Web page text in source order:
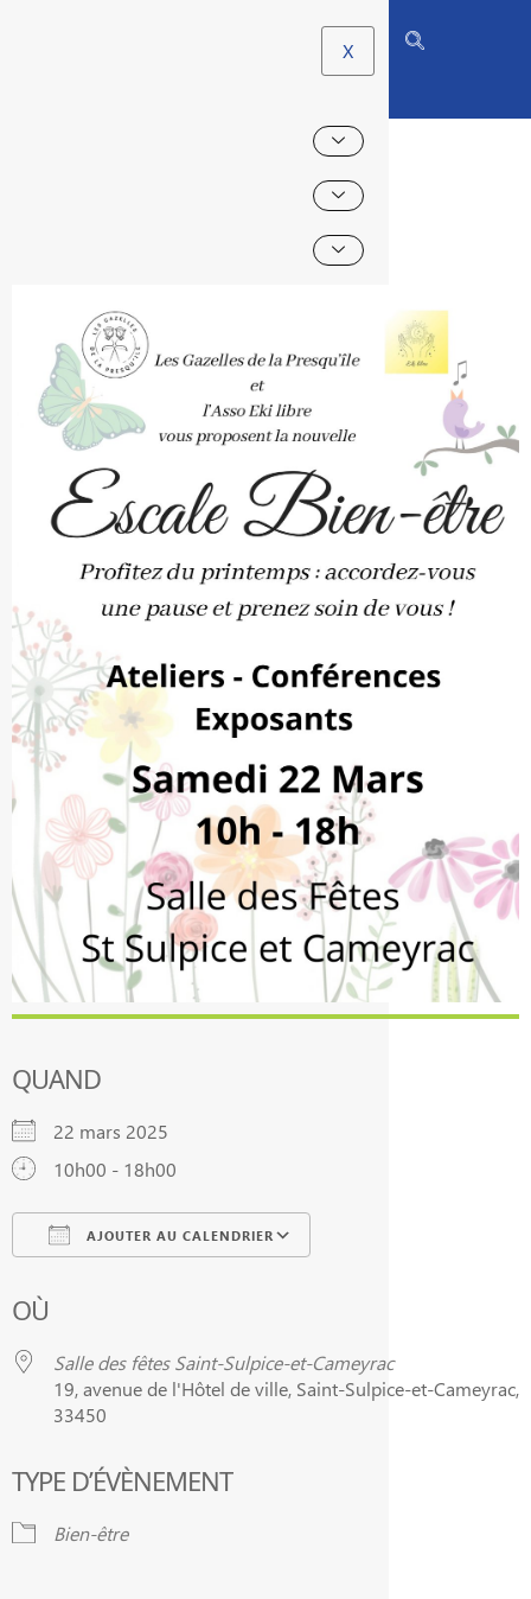
X
ESCALE BIEN-ÊTRE
QUAND
22 mars 2025
10h00 - 18h00
AJOUTER AU CALENDRIER
OÙ
Salle des fêtes Saint-Sulpice-et-Cameyrac
19, avenue de l'Hôtel de ville, Saint-Sulpice-et-Cameyrac,
33450
TYPE D’ÉVÈNEMENT
Bien-être